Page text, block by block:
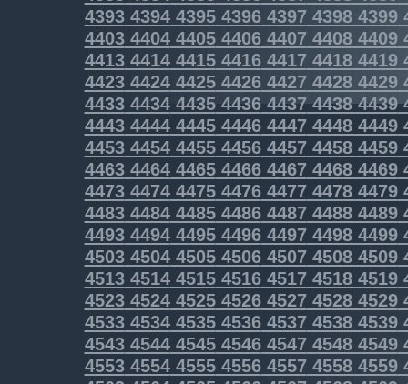
43934394439543964397 43984399
44034404440544064407 44084409
44134414441544164417 44184419
44234424442544264427 44284429
4433443444354436443744384439
4443444444454446444744484449
4453445444554456445744584459
4463446444654466446744684469
4473447444754476447744784479
4483448444854486448744884489
4493449444954496449744984499
4503450445054506450745084509
4513451445154516451745184519
4523452445254526452745284529
4533453445354536453745384539
4543454445454546454745484549
4553455445554556455745584559